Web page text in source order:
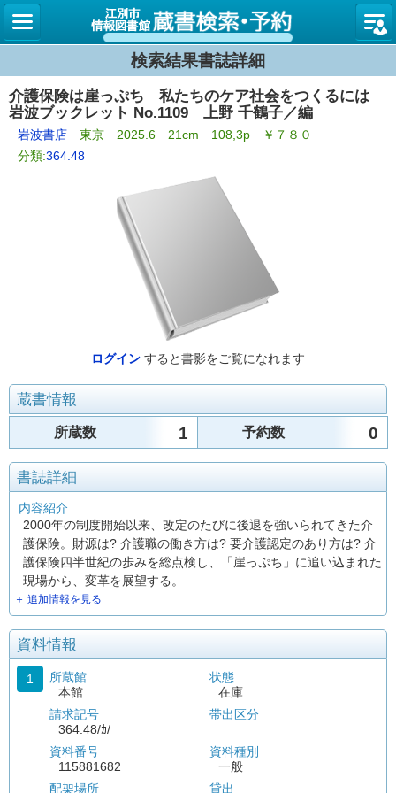
図書館
検索結果書誌詳細
介護保険は崖っぷち 私たちのケア社会をつくるには
岩波ブックレット No.1109 上野 千鶴子／編
岩波書店 東京 2025.6 21cm 108,3p ￥７８０
分類:364.48
ログイン すると書影をご覧になれます
蔵書情報
所蔵数 1 予約数 0
書誌詳細
内容紹介
2000年の制度開始以来、改定のたびに後退を強いられてきた介
護保険。財源は? 介護職の働き方は? 要介護認定のあり方は? 介
護保険四半世紀の歩みを総点検し、「崖っぷち」に追い込まれた
現場から、変革を展望する。
＋ 追加情報を見る
資料情報
1
所蔵館
本館
請求記号
364.48/ｶ/
資料番号
115881682
配架場所
状態
在庫
帯出区分
資料種別
一般
貸出